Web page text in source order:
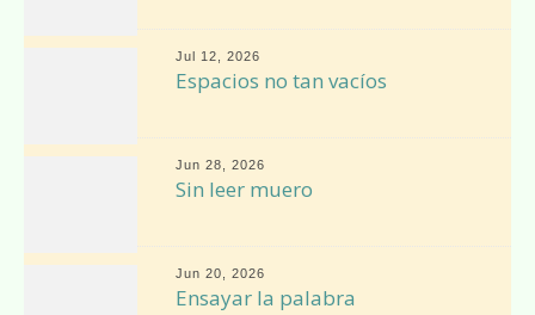
Jul 12, 2026
Espacios no tan vacíos
Jun 28, 2026
Sin leer muero
Jun 20, 2026
Ensayar la palabra